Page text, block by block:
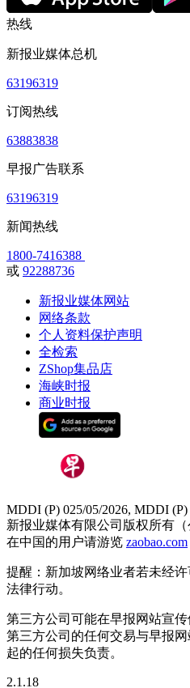
热线
新报业媒体总机
63196319
订阅热线
63883838
早报广告联系
63196319
新闻热线
1800-7416388
或 92288736
新报业媒体网站
网络条款
个人资料保护声明
全检索
ZShop集品店
海峡时报
商业时报
MDDI (P) 025/05/2026, MDDI (P)
新报业媒体有限公司版权所有（
在中国的用户请游览 zaobao.com
提醒：新加坡网络业者若未经
法律行动。
第三方公司可能在早报网站宣
第三方公司的任何交易与早报
起的任何损失负责。
2.1.18